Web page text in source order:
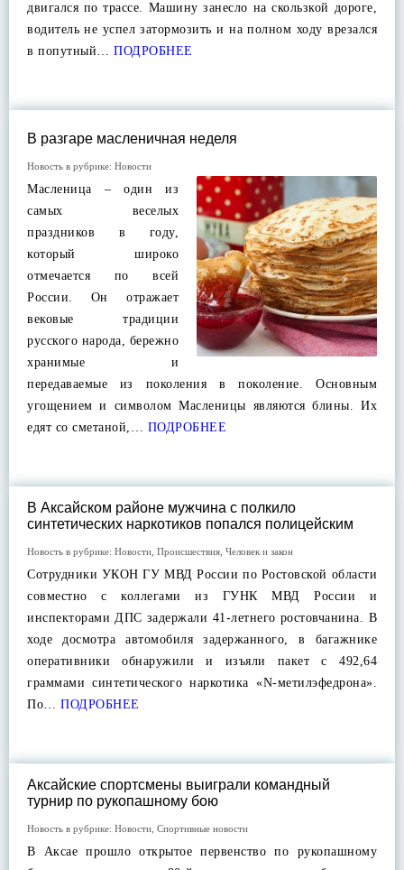
двигался по трассе. Машину занесло на скользкой дороге,
водитель не успел затормозить и на полном ходу врезался
в попутный… ПОДРОБНЕЕ
В разгаре масленичная неделя
Новость в рубрике: Новости
Масленица – один из
самых веселых
праздников в году,
который широко
отмечается по всей
России. Он отражает
вековые традиции
русского народа, бережно
хранимые и
передаваемые из поколения в поколение. Основным
угощением и символом Масленицы являются блины. Их
едят со сметаной,… ПОДРОБНЕЕ
В Аксайском районе мужчина с полкило
синтетических наркотиков попался полицейским
Новость в рубрике: Новости Происшествия Человек и закон
Сотрудники УКОН ГУ МВД России по Ростовской области
совместно с коллегами из ГУНК МВД России и
инспекторами ДПС задержали 41-летнего ростовчанина. В
ходе досмотра автомобиля задержанного, в багажнике
оперативники обнаружили и изъяли пакет с 492,64
граммами синтетического наркотика «N-метилэфедрона».
По… ПОДРОБНЕЕ
Аксайские спортсмены выиграли командный
турнир по рукопашному бою
Новость в рубрике: Новости Спортивные новости
В Аксае прошло открытое первенство по рукопашному